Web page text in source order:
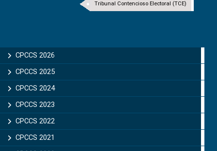
Tribunal Contencioso Electoral (TCE)
CPCCS 2026
CPCCS 2025
CPCCS 2024
CPCCS 2023
CPCCS 2022
CPCCS 2021